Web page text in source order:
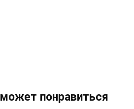
понравиться